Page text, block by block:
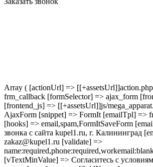
Array ( [actionUrl] =>
frm_callback [formSelector] => ajax_form
[frontend_js] => [[+assetsUrl]]js/
AjaxForm [snippet] => FormIt [emailTpl] =>
[hooks] => email,spam,FormItSaveForm
звонка с сайта kupel1.ru, г. Калининград
zakaz@kupel1.ru [validate] =>
[vTextMinValue] => Согласитесь с